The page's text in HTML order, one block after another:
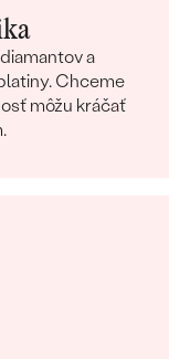
a
Chceme
môžu kráčať